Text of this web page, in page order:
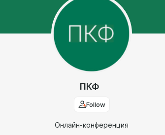
ПКФ
Follow
Онлайн-конференция